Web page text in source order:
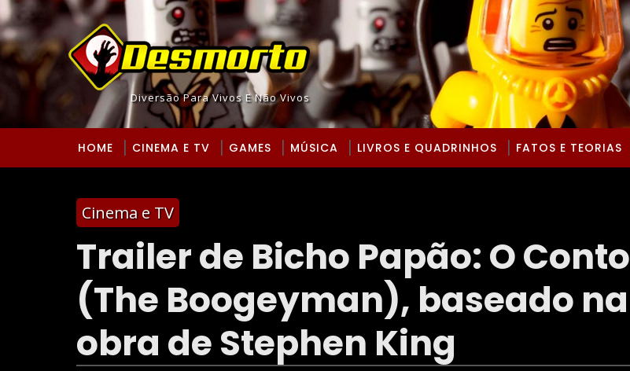
Diversão Para Vivos E Não Vivos
HOME CINEMA E TV GAMES MÚSICA LIVROS E QUADRINHOS FATOS E TEORIAS
Cinema e TV
Trailer de Bicho Papão: O Conto
(The Boogeyman), baseado na
obra de Stephen King